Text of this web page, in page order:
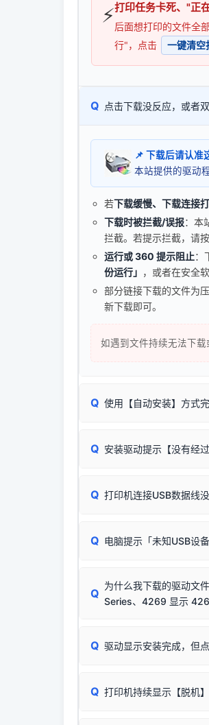
⚡打印任务卡死、"正
后面想打印的文件全
行"，点击
一键清空
Q 点击下载没反应，或者
📌 下载后请认准
本站提供的驱动
若下载缓慢、下载连接
下载时被拦截/误报：本
拦截。若提示拦截，请按
运行或 360 提示阻止：
份运行」 ，或者在安全
部分链接下载的文件为
新下载即可。
如遇到文件持续无法下载
Q 使用【自动安装】方式
由于本站驱动包集成了32
Q 安装驱动提示【没有经
🛡️ 本站驱动均经过严格签
该报错是因为老款打印机官
（提醒：此方式仅在安装老
Q 打印机连接USB数据线
首先确认打印机电源已
排除线材松动后，可尝
Q 电脑提示「未知USB设
将USB数据线两端全部
尝试更换一条带双磁环
Q
为什么我下载的驱动文
Series、4269 显示
这是打印机行业普遍采用
为了提高开发和维护效率
Q 驱动显示安装完成，但
观察打印机指示灯： 🟢
Q 打印机持续显示【脱机